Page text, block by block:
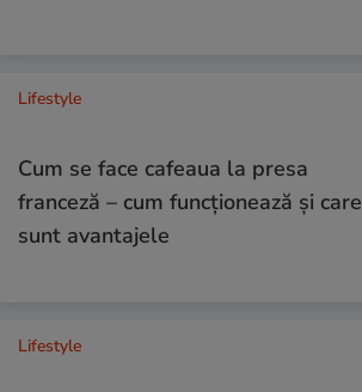
Lifestyle
Cum se face cafeaua la presa
franceză – cum funcționează și care
sunt avantajele
Lifestyle